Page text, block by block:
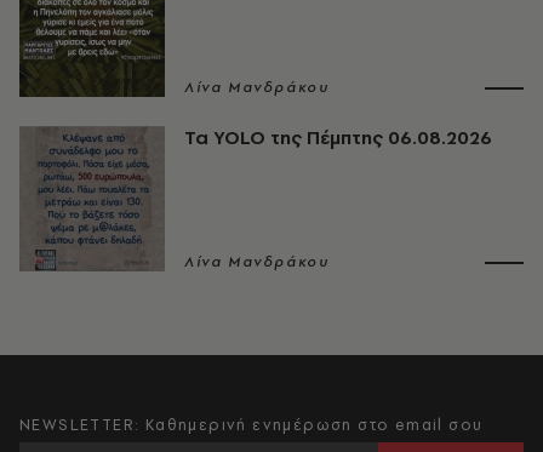
Λίνα Μανδράκου
Τα YOLO της Πέμπτης 06.08.2026
Λίνα Μανδράκου
NEWSLETTER: Καθημερινή ενημέρωση στο email σου